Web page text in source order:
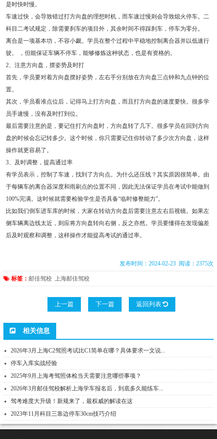
是时快时慢。
车速过快，会导致错过打方向盘的理想时机，而车速过慢则会导致熄火停车。二
科目二考试规定，除需要刹车的项目外，其余时间不得踩刹车，停车为零分。
离合是一项基本功，不容小觑。学员在整个过程中平稳地控制离合器并以低速行
驶。 ，但能保证车辆不停车，能够修炼这种状态，也是有资格的。
2、注意方向盘，摆姿势及时打
首先，学员要对着方向盘摆好姿势，左右手分别放在方向盘三点钟和九点钟的位
置。
其次，学员看准点位后，记得马上打方向盘，而且打方向盘的速度要快。很多学
员手速慢，没有及时打到位。
最后需要注意的是，要记住打方向盘时，方向盘转了几下。很多学员在回到方向
盘的时候会忘记转多少。这个时候，你只需要记住你转动了多少次方向盘，这样
操作就更容易了。
3、及时调整，提高通过率
有学员表示，控制了车速，找到了方向点。为什么还压线？其实原因很简单。由
于每辆车的离合器深度和雨刷点的位置不同，因此无法保证学员在考试中能做到
100%完满。这时候就需要检验学生是否具备“临时修整能力”。
比如我们倒车进车库的时候，大家在转动方向盘后需要注意左右后视镜。如果左
侧车辆离边线太近，则应将方向盘转向右侧，反之亦然。学员要懂得在发现偏差
后及时观察和调整，这样操作才能提高考试的通过率。
发布时间：2024-02-23 阅读：2375次
标签： 邮佳驾校 上海邮佳驾校
上一篇 下一篇 返回列表
相关信息
2026年3月上海C2驾照考试比C1简单在哪？具体要求一文说...
停车入库实战经验
2025年9月上海考驾照体检当天需要注意哪些事项？
2026年3月邮佳驾校解析上海学车报名后，到底多久能练车...
驾考难度大升级！新规来了，最权威的解读在这
2023年11月科目三靠边停车30cm技巧介绍